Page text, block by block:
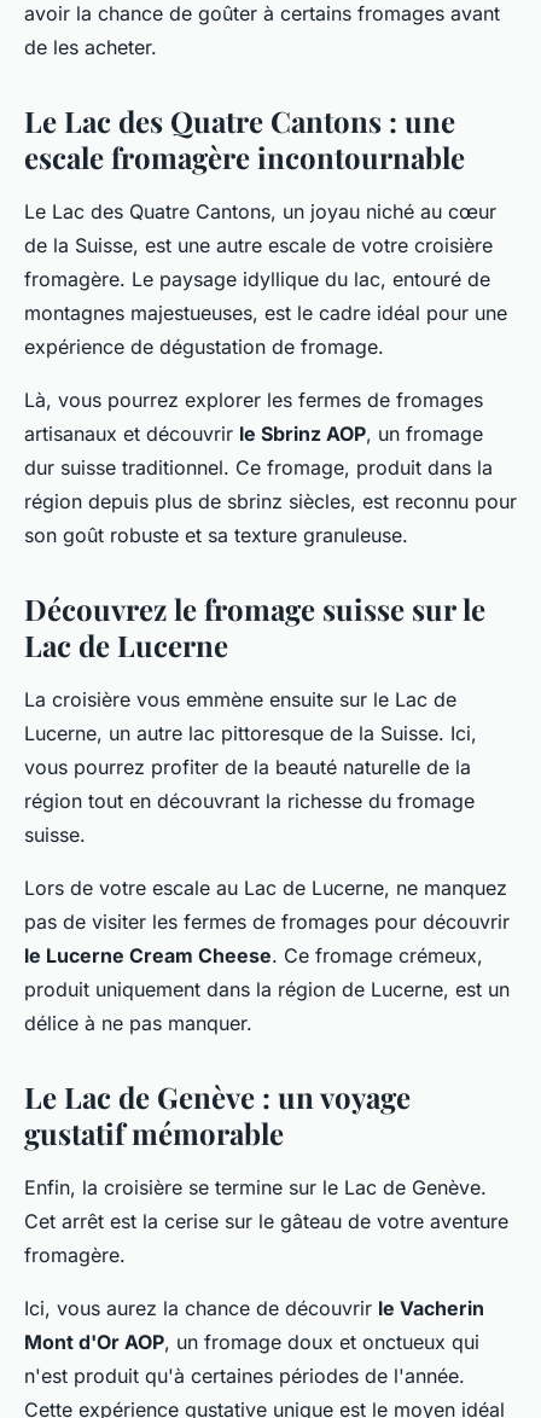
avoir la chance de goûter à certains fromages avant
de les acheter.
Le Lac des Quatre Cantons : une
escale fromagère incontournable
Le Lac des Quatre Cantons, un joyau niché au cœur
de la Suisse, est une autre escale de votre croisière
fromagère. Le paysage idyllique du lac, entouré de
montagnes majestueuses, est le cadre idéal pour une
expérience de dégustation de fromage.
Là, vous pourrez explorer les fermes de fromages
artisanaux et découvrir le Sbrinz AOP, un fromage
dur suisse traditionnel. Ce fromage, produit dans la
région depuis plus de sbrinz siècles, est reconnu pour
son goût robuste et sa texture granuleuse.
Découvrez le fromage suisse sur le
Lac de Lucerne
La croisière vous emmène ensuite sur le Lac de
Lucerne, un autre lac pittoresque de la Suisse. Ici,
vous pourrez profiter de la beauté naturelle de la
région tout en découvrant la richesse du fromage
suisse.
Lors de votre escale au Lac de Lucerne, ne manquez
pas de visiter les fermes de fromages pour découvrir
le Lucerne Cream Cheese. Ce fromage crémeux,
produit uniquement dans la région de Lucerne, est un
délice à ne pas manquer.
Le Lac de Genève : un voyage
gustatif mémorable
Enfin, la croisière se termine sur le Lac de Genève.
Cet arrêt est la cerise sur le gâteau de votre aventure
fromagère.
Ici, vous aurez la chance de découvrir le Vacherin
Mont d'Or AOP, un fromage doux et onctueux qui
n'est produit qu'à certaines périodes de l'année.
Cette expérience gustative unique est le moyen idéal